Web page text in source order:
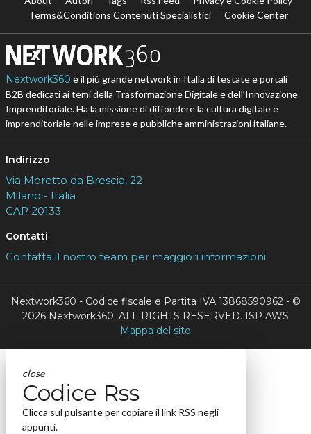
Terms&Conditions Contenuti Specialistici
Cookie Center
Nextwork360 è il più grande network in Italia di testate e portali
B2B dedicati ai temi della Trasformazione Digitale e dell’Innovazione
Imprenditoriale. Ha la missione di diffondere la cultura digitale e
imprenditoriale nelle imprese e pubbliche amministrazioni italiane.
Indirizzo
Via Moretto da Brescia, 22
Milano - Italia
CAP 20133
Contatti
Contatta il nostro team per maggiori informazioni
Nextwork360 - Codice fiscale e Partita IVA 13868590962 - ©
2026 Nextwork360. ALL RIGHTS RESERVED. ISP AWS
Mappa del sito
close
Codice Rss
Clicca sul pulsante per copiare il link RSS negli
appunti.